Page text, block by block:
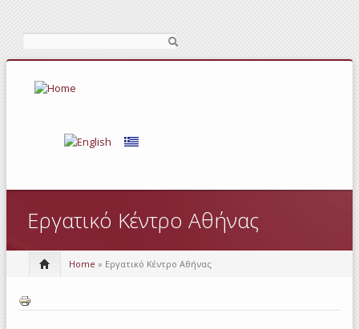
Εργατικό Κέντρο Αθήνας
Home » Εργατικό Κέντρο Αθήνας